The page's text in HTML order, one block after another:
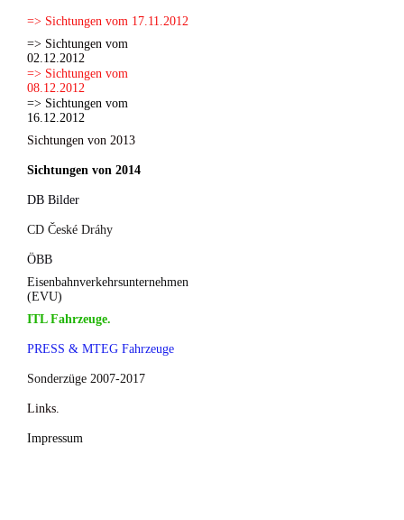
=> Sichtungen vom 17.11.2012
=> Sichtungen vom
02.12.2012
=> Sichtungen vom
08.12.2012
=> Sichtungen vom
16.12.2012
Sichtungen von 2013
Sichtungen von 2014
DB Bilder
CD České Dráhy
ÖBB
Eisenbahnverkehrsunternehmen
(EVU)
ITL Fahrzeuge.
PRESS & MTEG Fahrzeuge
Sonderzüge 2007-2017
Links.
Impressum